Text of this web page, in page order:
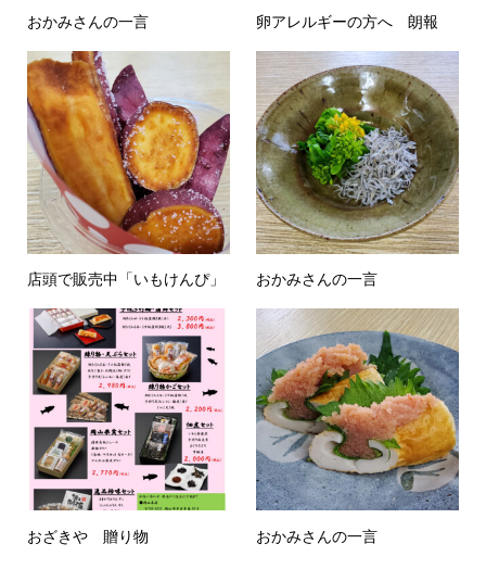
おかみさんの一言 卵アレルギーの方へ 朗報
店頭で販売中「いもけんぴ」 おかみさんの一言
おざきや 贈り物 おかみさんの一言